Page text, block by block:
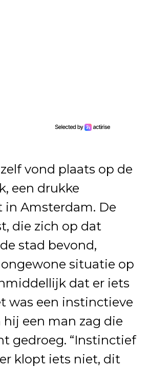
vond plaats op de
een drukke
in Amsterdam. De
die zich op dat
stad bevond,
situatie op
dat er iets
was een instinctieve
een man zag die
gedroeg. “Instinctief
klopt iets niet, dit